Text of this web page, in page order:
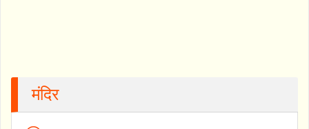
मंदिर